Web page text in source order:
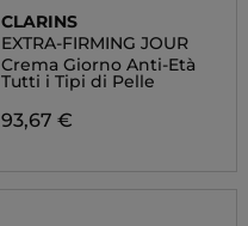
CLARINS
EXTRA-FIRMING JOUR
Crema Giorno Anti-Età
Tutti i Tipi di Pelle
93,67 €